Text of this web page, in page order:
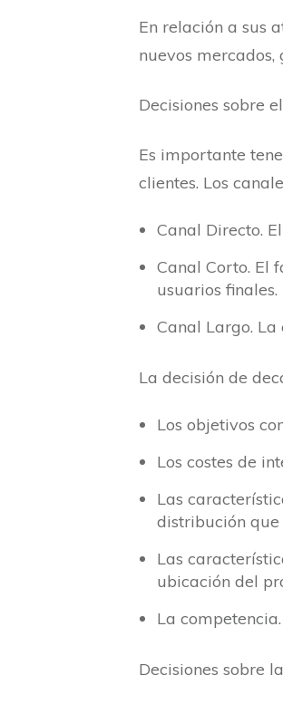
En relación a sus
nuevos
Decisiones sobre
Es importante
clientes. Los
Canal Directo.
Canal Corto. El
usuarios finales.
Canal Largo.
La decisión de
Los objetivos
Los costes de
Las
distribución
Las
ubicación del
La
Decisiones sobre